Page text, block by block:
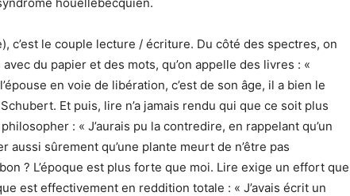
c’est le couple lecture / écriture. Du côté des spectres, on
du papier et des mots, qu’on appelle des livres : «
en voie de libération, c’est de son âge, il a bien le
Et puis, lire n’a jamais rendu qui que ce soit plus
: « J’aurais pu la contredire, en rappelant qu’un
aussi sûrement qu’une plante meurt de n’être pas
? L’époque est plus forte que moi. Lire exige un effort que
est effectivement en reddition totale : « J’avais écrit un